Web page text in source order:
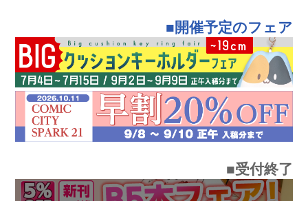
■開催予定のフェア
■受付終了